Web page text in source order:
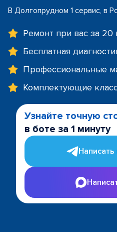
В Долгопрудном 1 сервис, в
Ремонт при вас за 20
Бесплатная
Профессиональные
Комплектующие
Узнайте точную
в боте за 1 минуту
Написать